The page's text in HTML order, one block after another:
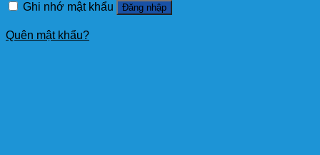
Ghi nhớ mật khẩu Đăng nhập
Quên mật khẩu?